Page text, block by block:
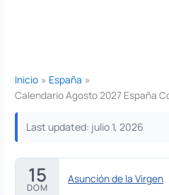
Inicio
España
Calendario Agosto 2027 España
Last updated: julio 1, 2026
15
DOM
Asunción de la Virgen